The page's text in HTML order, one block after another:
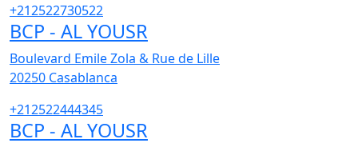
+212522730522
BCP - AL YOUSR
Boulevard Emile Zola & Rue de Lille
20250 Casablanca
+212522444345
BCP - AL YOUSR